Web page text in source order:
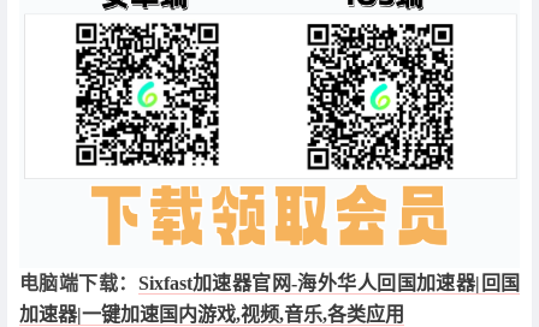
电脑端下载： Sixfast加速器官网-海外华人回国加速器|回国
加速器|一键加速国内游戏,视频,音乐,各类应用